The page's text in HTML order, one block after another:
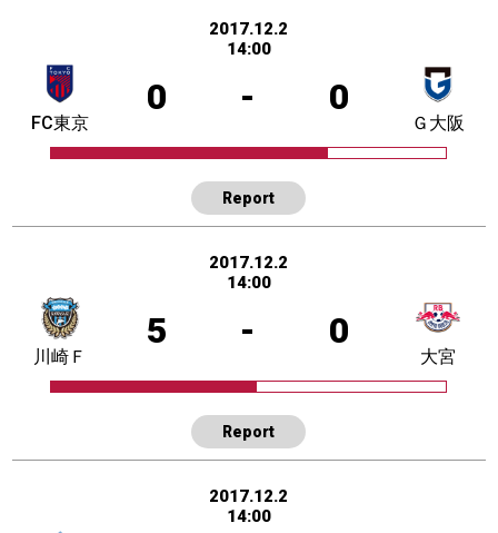
2017.12.2
14:00
0 - 0
FC東京 Ｇ大阪
Report
2017.12.2
14:00
5 - 0
川崎Ｆ 大宮
Report
2017.12.2
14:00